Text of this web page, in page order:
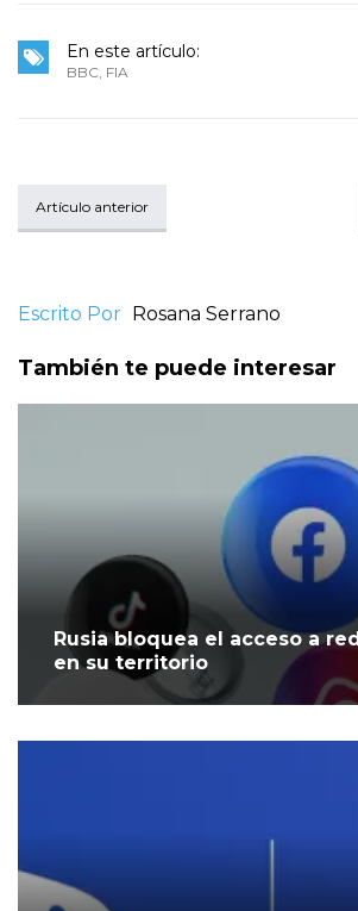
En este artículo:
BBC, FIA
Artículo anterior
Escrito Por Rosana Serrano
También te puede interesar
Rusia bloquea el acceso a
en su territorio